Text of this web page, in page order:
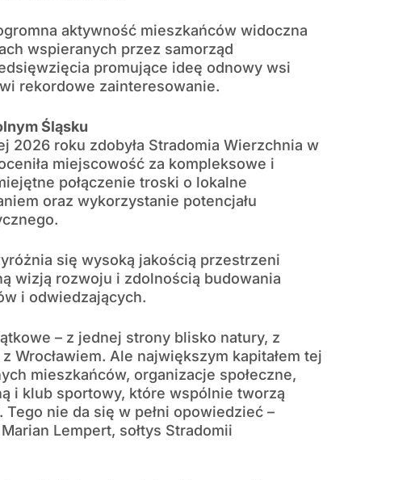
aktywność mieszkańców widoczna
wspieranych przez samorząd
promujące ideę odnowy wsi
rekordowe zainteresowanie.
Śląsku
2026 roku zdobyła Stradomia Wierzchnia w
miejscowość za kompleksowe i
połączenie troski o lokalne
oraz wykorzystanie potencjału
się wysoką jakością przestrzeni
wizją rozwoju i zdolnością budowania
i odwiedzających.
– z jednej strony blisko natury, z
Wrocławiem. Ale największym kapitałem tej
mieszkańców, organizacje społeczne,
i klub sportowy, które wspólnie tworzą
nie da się w pełni opowiedzieć –
Lempert, sołtys Stradomii